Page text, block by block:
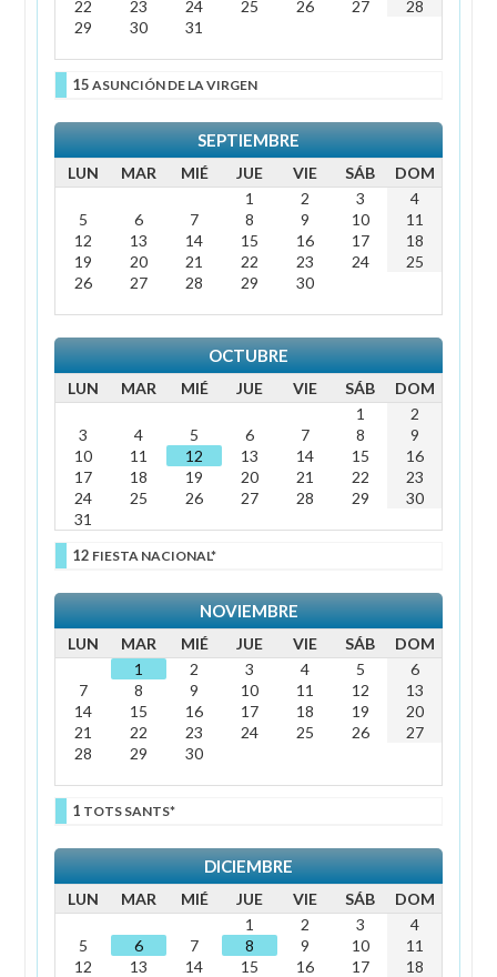
22 23 24 25 26 27
28
29
30 31
15 ASUNCIÓN DE LA VIRGEN
SEPTIEMBRE
LUN MAR MIÉ JUE VIE SÁB
DOM
1
2 3
4
5
6 7 8 9 10
11
12
13 14 15 16 17
18
19
20 21 22 23 24
25
26
27 28 29 30
OCTUBRE
LUN MAR MIÉ JUE VIE SÁB
DOM
1
2
3
4 5 6 7 8
9
10
11 12 13 14 15
16
17
18 19 20 21 22
23
24
25 26 27 28 29
30
31
12 FIESTA NACIONAL*
NOVIEMBRE
LUN MAR MIÉ JUE VIE SÁB
DOM
1
2 3 4 5
6
7
8 9 10 11 12
13
14
15 16 17 18 19
20
21
22 23 24 25 26
27
28
29 30
1 TOTS SANTS*
DICIEMBRE
LUN MAR MIÉ JUE VIE SÁB
DOM
1
2 3
4
5
6 7 8 9 10
11
12
13 14 15 16 17
18